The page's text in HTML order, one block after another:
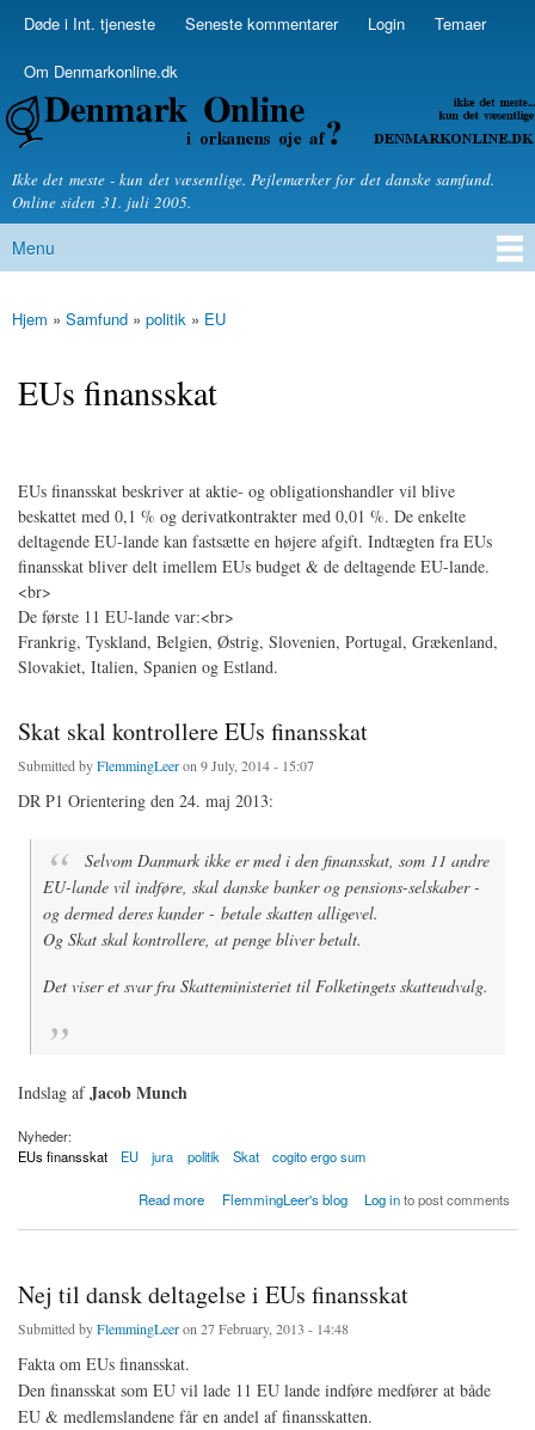
Skip to
Secondary menu
Døde i Int. tjeneste Seneste kommentarer Login Temaer
Om Denmarkonline.dk
Denmarkonline.dk - blognyheder om politik
Ikke det meste - kun det væsentlige. Pejlemærker for det danske samfund.
Online siden 31. juli 2005.
Main menu
Menu
You are here
Hjem » Samfund » politik » EU
EUs finansskat
EUs finansskat beskriver at aktie- og obligationshandler vil blive
beskattet med 0,1 % og derivatkontrakter med 0,01 %. De enkelte
deltagende EU-lande kan fastsætte en højere afgift. Indtægten fra EUs
finansskat bliver delt imellem EUs budget & de deltagende EU-lande.
<br>
De første 11 EU-lande var:<br>
Frankrig, Tyskland, Belgien, Østrig, Slovenien, Portugal, Grækenland,
Slovakiet, Italien, Spanien og Estland.
Skat skal kontrollere EUs finansskat
Submitted byFlemmingLeeron 9 July, 2014 - 15:07
DR P1 Orientering den 24. maj 2013:
Selvom Danmark ikke er med i den finansskat, som 11 andre
EU-lande vil indføre, skal danske banker og pensions-selskaber -
og dermed deres kunder - betale skatten alligevel.
Og Skat skal kontrollere, at penge bliver betalt.
Det viser et svar fra Skatteministeriet til Folketingets skatteudvalg.
Indslag afJacob Munch
Nyheder:
EUs finansskat
EU jura politik Skat cogito ergo sum
Read more
about Skat skal kontrollere EUs finansskatFlemmingLeer's blog Log into post comments
Nej til dansk deltagelse i EUs finansskat
Submitted byFlemmingLeeron 27 February, 2013 - 14:48
Fakta om EUs finansskat.
Den finansskat som EU vil lade 11 EU lande indføre medfører at både
EU & medlemslandene får en andel af finansskatten.